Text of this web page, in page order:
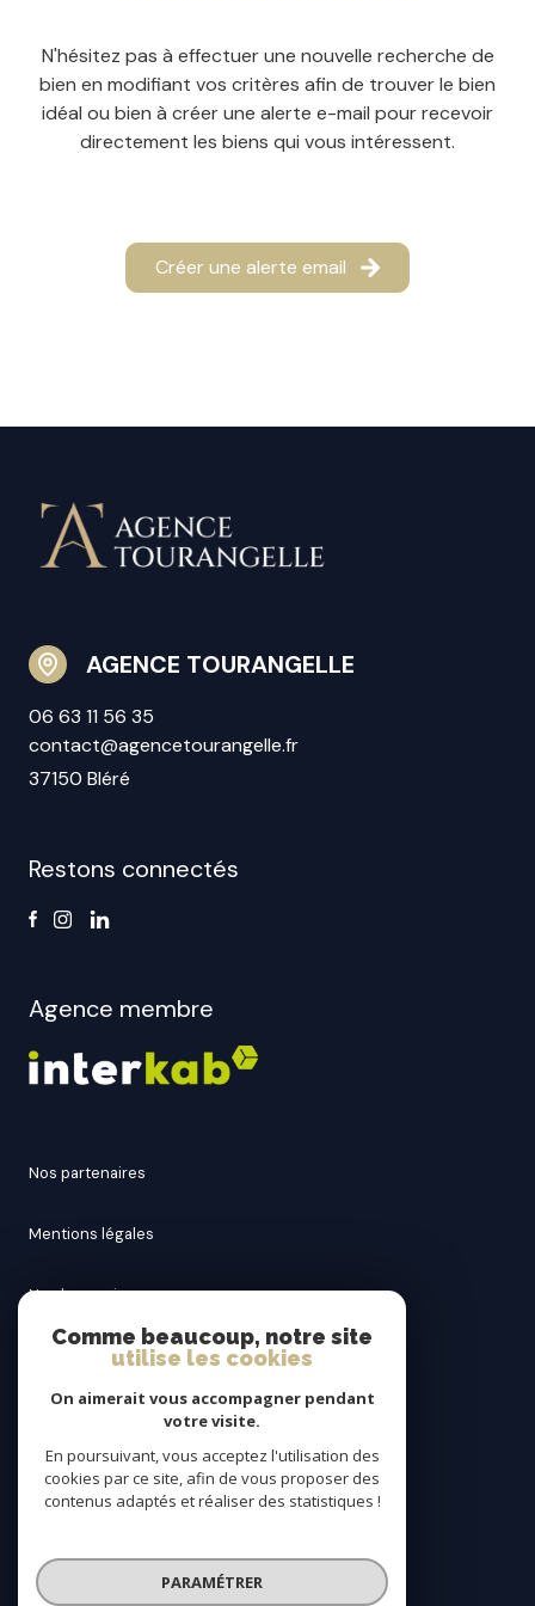
N'hésitez pas à effectuer une nouvelle recherche de
bien en modifiant vos critères afin de trouver le bien
idéal ou bien à créer une alerte e-mail pour recevoir
directement les biens qui vous intéressent.
Créer une alerte email
AGENCE TOURANGELLE
06 63 11 56 35
contact@agencetourangelle.fr
37150 Bléré
Restons connectés
Agence membre
nos partenaires
mentions légales
nos honoraires
cookies
© 2026 | Tous droits réservés
Comme beaucoup, notre site
utilise les cookies
On aimerait vous accompagner pendant
votre visite.
En poursuivant, vous acceptez l'utilisation des
cookies par ce site, afin de vous proposer des
contenus adaptés et réaliser des statistiques !
PARAMÉTRER